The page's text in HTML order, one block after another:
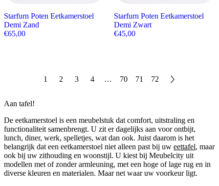
Starfurn Poten Eetkamerstoel
Demi Zand
€65,00
Starfurn Poten Eetkamerstoel
Demi Zwart
€45,00
1 2 3 4 … 70 71 72
Aan tafel!
De eetkamerstoel is een meubelstuk dat comfort, uitstraling en
functionaliteit samenbrengt. U zit er dagelijks aan voor ontbijt,
lunch, diner, werk, spelletjes, wat dan ook. Juist daarom is het
belangrijk dat een eetkamerstoel niet alleen past bij uw eettafel, maar
ook bij uw zithouding en woonstijl. U kiest bij Meubelcity uit
modellen met of zonder armleuning, met een hoge of lage rug en in
diverse kleuren en materialen. Maar net waar uw voorkeur ligt.